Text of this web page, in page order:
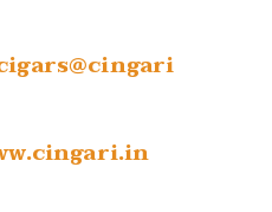
洛文尼亞
22,